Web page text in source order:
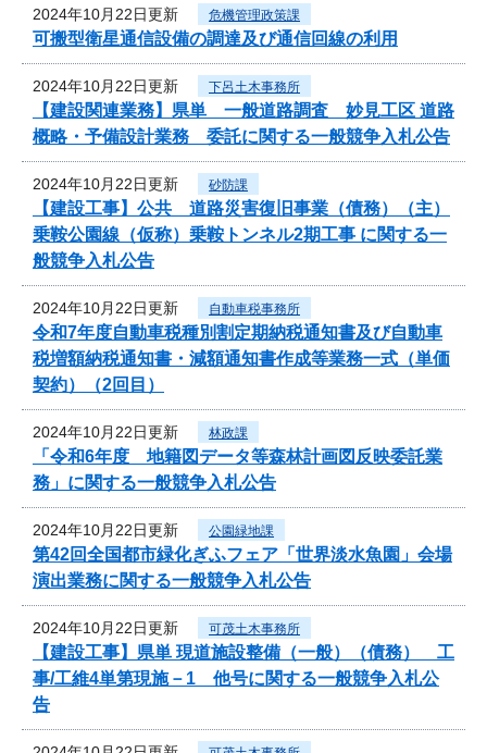
2024年10月22日更新 危機管理政策課
可搬型衛星通信設備の調達及び通信回線の利用
2024年10月22日更新 下呂土木事務所
【建設関連業務】県単 一般道路調査 妙見工区 道路
概略・予備設計業務 委託に関する一般競争入札公告
2024年10月22日更新 砂防課
【建設工事】公共 道路災害復旧事業（債務）（主）
乗鞍公園線（仮称）乗鞍トンネル2期工事 に関する一
般競争入札公告
2024年10月22日更新 自動車税事務所
令和7年度自動車税種別割定期納税通知書及び自動車
税増額納税通知書・減額通知書作成等業務一式（単価
契約）（2回目）
2024年10月22日更新 林政課
「令和6年度 地籍図データ等森林計画図反映委託業
務」に関する一般競争入札公告
2024年10月22日更新 公園緑地課
第42回全国都市緑化ぎふフェア「世界淡水魚園」会場
演出業務に関する一般競争入札公告
2024年10月22日更新 可茂土木事務所
【建設工事】県単 現道施設整備（一般）（債務） 工
事/工維4単第現施－1 他号に関する一般競争入札公
告